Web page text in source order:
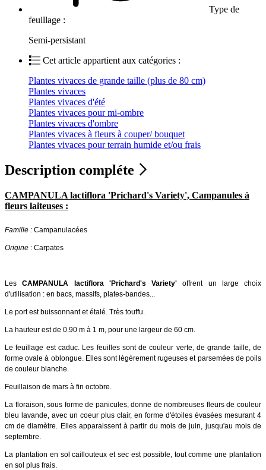
Type de
feuillage :
Semi-persistant
Cet article appartient aux catégories :
Plantes vivaces de grande taille (plus de 80 cm)
Plantes vivaces
Plantes vivaces d'été
Plantes vivaces pour mi-ombre
Plantes vivaces d'ombre
Plantes vivaces à fleurs à couper/ bouquet
Plantes vivaces pour terrain humide et/ou frais
Description compléte
CAMPANULA lactiflora 'Prichard's Variety', Campanules à
fleurs laiteuses :
Famille : Campanulacées
Origine : Carpates
LesCAMPANULA lactiflora 'Prichard's Variety'offrent un large choix
d'utilisation : en bacs, massifs, plates-bandes...
Le port est buissonnant et étalé. Très touffu.
La hauteur est de 0.90 m à 1 m, pour une largeur de 60 cm.
Le feuillage est caduc. Les feuilles sont de couleur verte, de grande taille, de
forme ovale à oblongue. Elles sont légèrement rugeuses et parsemées de poils
de couleur blanche.
Feuillaison de mars à fin octobre.
La floraison, sous forme de panicules, donne de nombreuses fleurs de couleur
bleu lavande, avec un coeur plus clair, en forme d'étoiles évasées mesurant 4
cm de diamètre. Elles apparaissent à partir du mois de juin, jusqu'au mois de
septembre.
La plantation en sol caillouteux et sec est possible, tout comme une plantation
en sol plus frais.